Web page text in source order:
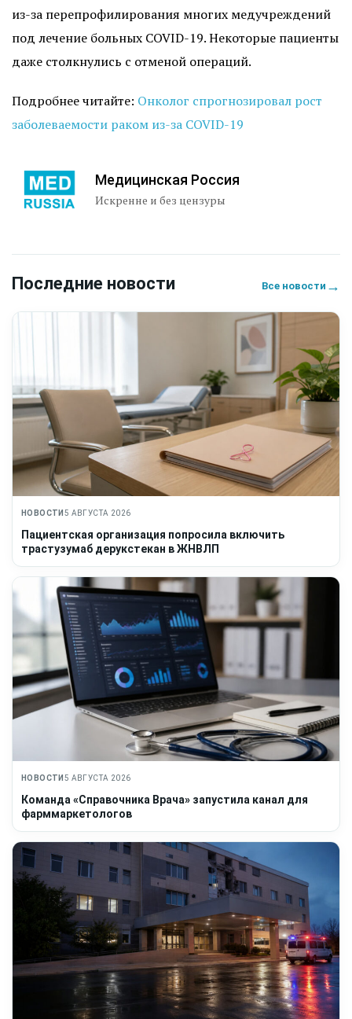
из-за перепрофилирования многих медучреждений
под лечение больных COVID-19. Некоторые пациенты
даже столкнулись с отменой операций.
Подробнее читайте: Онколог спрогнозировал рост
заболеваемости раком из-за COVID-19
Медицинская Россия
Искренне и без цензуры
Последние новости Все новости →
НОВОСТИ 5 АВГУСТА 2026
Пациентская организация попросила включить
трастузумаб дерукстекан в ЖНВЛП
НОВОСТИ 5 АВГУСТА 2026
Команда «Справочника Врача» запустила канал для
фарммаркетологов